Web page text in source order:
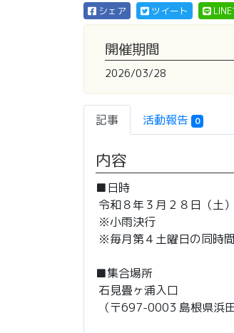
シェア ツイート LINE
開催期間
2026/03/28
記事 活動報告 0
内容
■日時
令和８年３月２８日（土
※小雨決行
※毎月第４土曜日の同時
■集合場所
石見畳ヶ浦入口
（〒697-0003 島根県浜